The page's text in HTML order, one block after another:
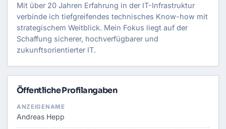
Mit über 20 Jahren Erfahrung in der IT-Infrastruktur
verbinde ich tiefgreifendes technisches Know-how mit
strategischem Weitblick. Mein Fokus liegt auf der
Schaffung sicherer, hochverfügbarer und
zukunftsorientierter IT.
Öffentliche Profilangaben
ANZEIGENAME
Andreas Hepp